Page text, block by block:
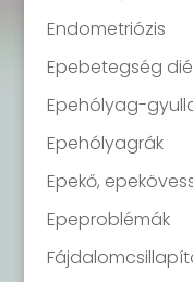
Endometriózis
Epebetegség
Epehólyag-
Epehólyagrák
Epekő,
Epeproblémák